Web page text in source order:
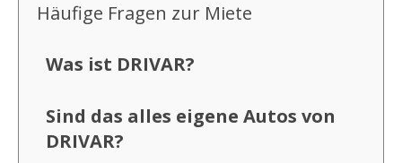
Häufige Fragen zur Miete
Was ist DRIVAR?
Sind das alles eigene Autos von
DRIVAR?